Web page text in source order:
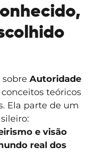
sobre Autoridade
teóricos
Ela parte de um
e visão
real dos